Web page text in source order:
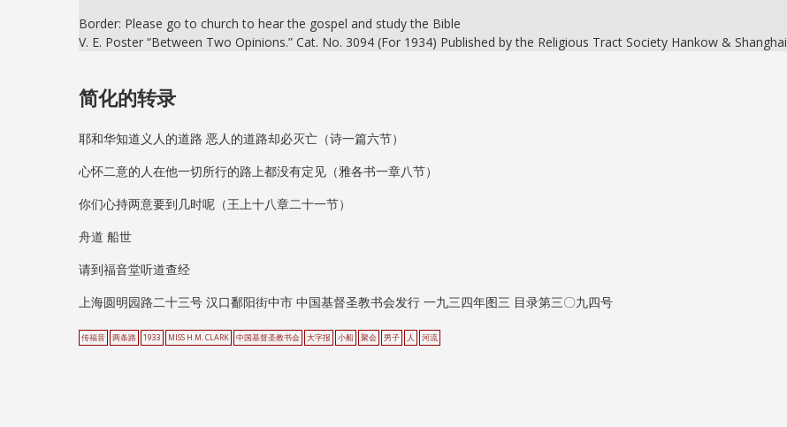
Border: Please go to church to hear the gospel and study the Bible
V. E. Poster “Between Two Opinions.” Cat. No. 3094 (For 1934) Published by the Religious Tract Society Hankow & Shanghai
简化的转录
耶和华知道义人的道路 恶人的道路却必灭亡（诗一篇六节）
心怀二意的人在他一切所行的路上都没有定见（雅各书一章八节）
你们心持两意要到几时呢（王上十八章二十一节）
舟道 船世
请到福音堂听道查经
上海圆明园路二十三号 汉口鄱阳街中市 中国基督圣教书会发行 一九三四年图三 目录第三〇九四号
传福音 两条路 1933 MISS H.M. CLARK 中国基督圣教书会 大字报 小船 聚会 男子 人 河流